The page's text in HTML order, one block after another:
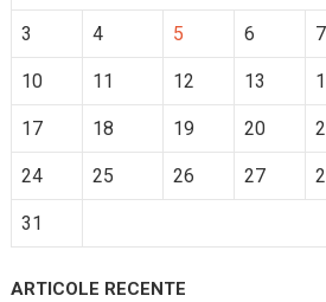
3 4 5 6 7
10 11 12 13
17 18 19 20
24 25 26 27
31
ARTICOLE RECENTE